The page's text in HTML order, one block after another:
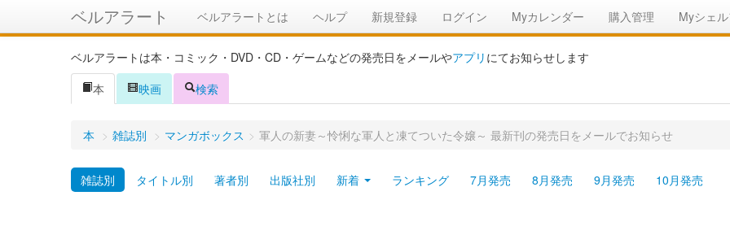
ベルアラート ベルアラートとは ヘルプ 新規登録 ログイン Myカレンダー 購入管理 Myシェ
ベルアラートは本・コミック・DVD・CD・ゲームなどの発売日をメールやアプリ にてお知らせします
本
映画 検索
本 > 雑誌別 > マンガボックス > 軍人の新妻～怜悧な軍人と凍てついた令嬢～ 最新刊の発売日をメールでお知らせ
雑誌別 タイトル別 著者別 出版社別 新着 ランキング 7月発売 8月発売 9月発売 10月発売